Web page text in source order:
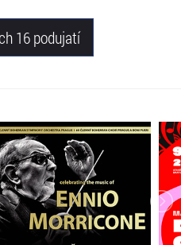
16 podujatí